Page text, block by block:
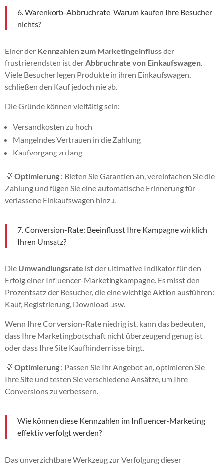
6. Warenkorb-Abbruchrate: Warum kaufen Ihre Besucher
nichts?
Einer der Kennzahlen zum Marketingeinflussder
frustrierendsten ist der Abbruchrate von Einkaufswagen
Viele Besucher legen Produkte in ihren Einkaufswagen,
schließen den Kauf jedoch nie ab.
Die Gründe können vielfältig sein:
Versandkosten zu hoch
Mangelndes Vertrauen in die Zahlung
Kaufvorgang zu lang
💡Optimierung : Bieten Sie Garantien an, vereinfachen Sie die
Zahlung und fügen Sie eine automatische Erinnerung für
verlassene Einkaufswagen hinzu.
7. Conversion-Rate: Beeinflusst Ihre Kampagne wirklich
Ihren Umsatz?
Die Umwandlungsrate ist der ultimative Indikator für den
Erfolg einer Influencer-Marketingkampagne. Es misst den
Prozentsatz der Besucher, die eine wichtige Aktion ausführen:
Kauf, Registrierung, Download usw.
Wenn Ihre Conversion-Rate niedrig ist, kann das bedeuten,
dass Ihre Marketingbotschaft nicht überzeugend genug ist
oder dass Ihre Site Kaufhindernisse birgt.
💡Optimierung : Passen Sie Ihr Angebot an, optimieren Sie
Ihre Site und testen Sie verschiedene Ansätze, um Ihre
Conversions zu verbessern.
Wie können diese Kennzahlen im Influencer-Marketing
effektiv verfolgt werden?
Das unverzichtbare Werkzeug zur Verfolgung dieser